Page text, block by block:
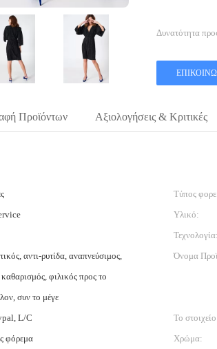
Δυνατότητα
Προϊόντων Αξιολογήσεις & Κριτικές
Τύπος
Υλικό:
Τεχνολογία:
αντι-ρυτίδα, αναπνεύσιμος,
καθαρισμός, φιλικός προς το
συν το μέγε
Όνομα
L/C Το
φόρεμα Χρώμα: